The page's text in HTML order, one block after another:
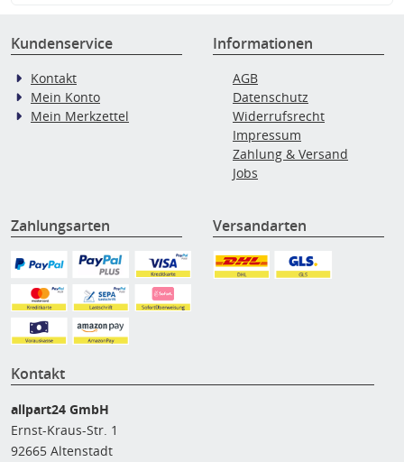
Kundenservice
Kontakt
Mein Konto
Mein Merkzettel
Informationen
AGB
Datenschutz
Widerrufsrecht
Impressum
Zahlung & Versand
Jobs
Zahlungsarten Versandarten
Kontakt
allpart24 GmbH
Ernst-Kraus-Str. 1
92665 Altenstadt